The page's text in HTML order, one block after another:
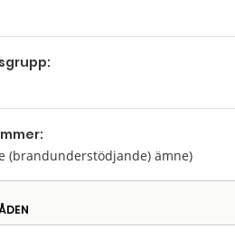
(brandunderstödjande) ämne)